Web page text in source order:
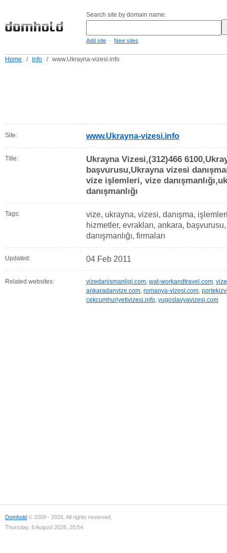
Search site by domain name:
Add site - New sites
Home / info / www.Ukrayna-vizesi.info
Site: www.Ukrayna-vizesi.info
Title:
Ukrayna Vizesi,(312)466
başvurusu,Ukrayna vizesi
vize işlemleri, vize
danışmanlığı
Tags:
vize, ukrayna, vizesi, danışma,
hizmetler, evrakları, ankara,
danışmanlığı, firmaları
Updated: 04 Feb 2011
Related websites: vizedanismanligi.com, wat-workandtravel.com,
ankaradanvize.com, romanya-vizesi.com,
cekcumhuriyetivizesi.info, yugoslavyavizesi.com
Domhold © 2009 - 2026. All rights reserved.
Thursday, 6 August 2026, 20:54